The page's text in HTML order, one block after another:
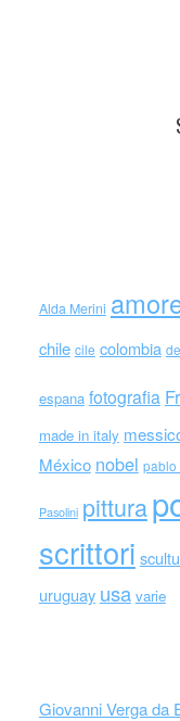
Alda Merini
chile cile colombia
espana fotografia
made in italy
México nobel pablo
Pasolini pittura
scrittori
uruguay usa varie
Giovanni Verga da